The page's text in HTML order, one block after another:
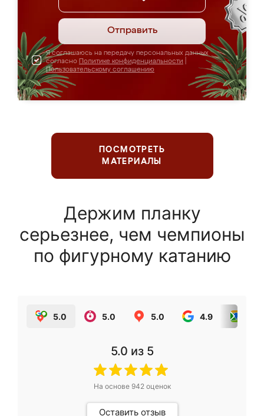
Отправить
Я соглашаюсь на передачу персональных данных
согласно Политике конфиденциальности
Пользовательскому соглашению
ПОСМОТРЕТЬ
МАТЕРИАЛЫ
Держим планку
серьезнее, чем чемпионы
по фигурному катанию
5.0 5.0 5.0 4.9
5.0 из 5
На основе 942оценок
Оставить отзыв